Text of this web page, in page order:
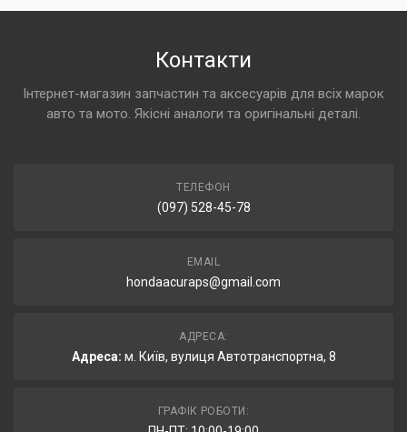
Контакти
Інтернет-магазин запчастин та аксесуарів для всіх марок
авто та мото. Якісні аналоги та оригінальні деталі.
ТЕЛЕФОН
(097) 528-45-78
EMAIL
hondaacuraps@gmail.com
АДРЕСА:
Адреса: м. Київ, вулиця Автотранспортна, 8
ГРАФІК РОБОТИ: